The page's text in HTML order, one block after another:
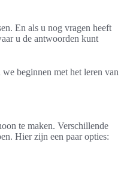
En als u nog vragen heeft
u de antwoorden kunt
beginnen met het leren van
te maken. Verschillende
Hier zijn een paar opties: